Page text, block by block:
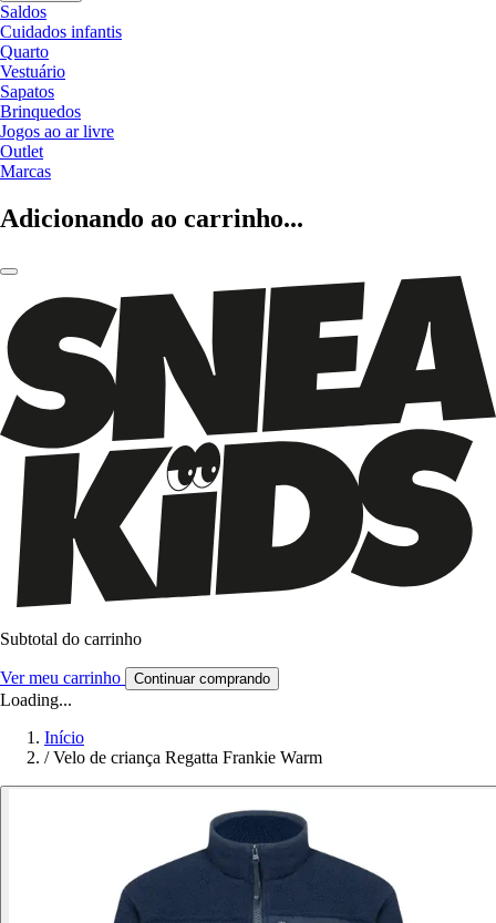
Saldos
Cuidados infantis
Quarto
Vestuário
Sapatos
Brinquedos
Jogos ao ar livre
Outlet
Marcas
Adicionando ao carrinho...
Subtotal do carrinho
Ver meu carrinho Continuar comprando
Loading...
Início
/ Velo de criança Regatta Frankie Warm